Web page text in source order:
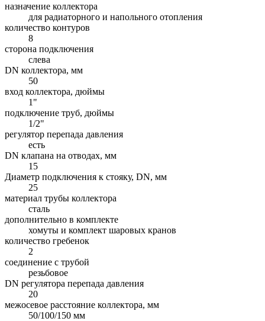
назначение коллектора
для радиаторного и напольного отопления
количество контуров
8
сторона подключения
слева
DN коллектора, мм
50
вход коллектора, дюймы
1"
подключение труб, дюймы
1/2"
регулятор перепада давления
есть
DN клапана на отводах, мм
15
Диаметр подключения к стояку, DN, мм
25
материал трубы коллектора
сталь
дополнительно в комплекте
хомуты и комплект шаровых кранов
количество гребенок
2
соединение с трубой
резьбовое
DN регулятора перепада давления
20
межосевое расстояние коллектора, мм
50/100/150 мм